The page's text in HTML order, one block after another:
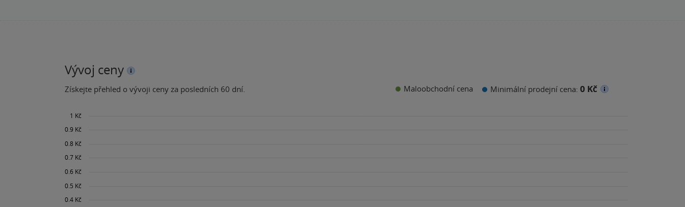
Vývoj ceny
Získejte přehled o vývoji ceny za posledních 60 dní. Maloobchodní cena Minimální prodejní cena: 0 Kč